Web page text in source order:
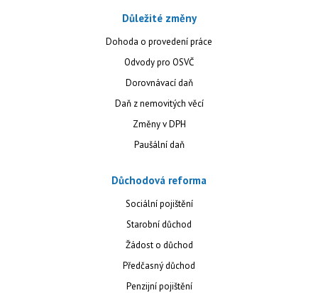
Důležité změny
Dohoda o provedení práce
Odvody pro OSVČ
Dorovnávací daň
Daň z nemovitých věcí
Změny v DPH
Paušální daň
Důchodová reforma
Sociální pojištění
Starobní důchod
Žádost o důchod
Předčasný důchod
Penzijní pojištění